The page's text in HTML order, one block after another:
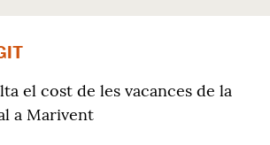
el cost de les vacances de la
a Marivent